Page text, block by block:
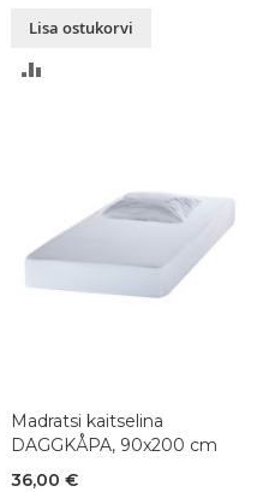
Lisa ostukorvi
Madratsi kaitselina
DAGGKÅPA, 90x200 cm
36,00 €